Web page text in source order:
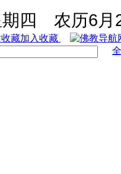
四 农历6月
加入收藏